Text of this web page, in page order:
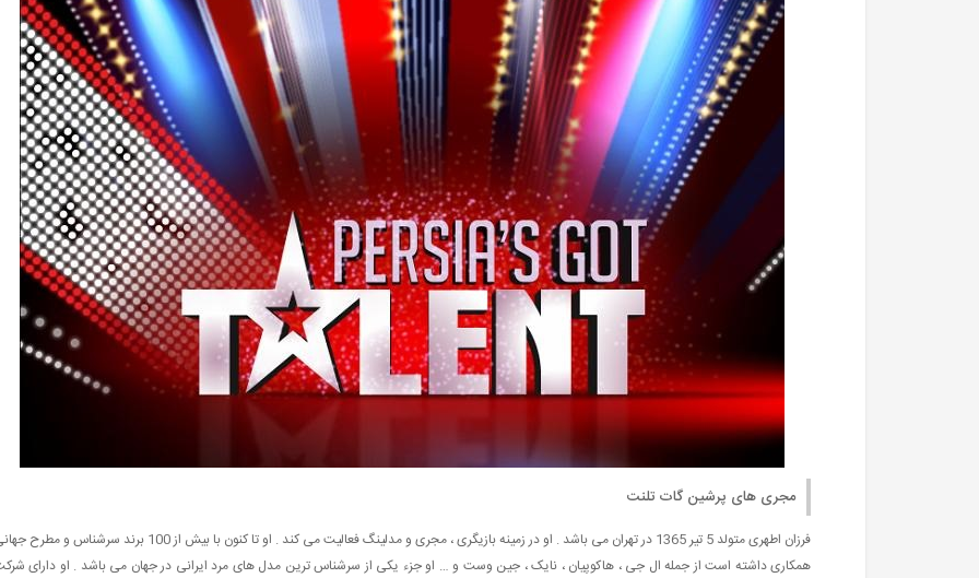
مجری های پرشین گات تلنت
فرزان اطهری متولد 5 تیر 1365 در تهران می باشد . او در زمینه بازیگری ، مجری و مدلینگ فعالیت می کند . او تا کنون با بیش از 100 برند سرشناس و
همکاری داشته است از جمله ال جی ، هاکوپیان ، نایک ، جین وست و … او جزء یکی از سرشناس ترین مدل های مرد ایرانی در جهان می باشد . او دارای